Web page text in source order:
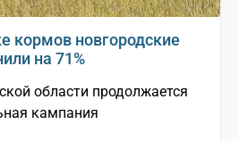
кормов новгородские
на 71%
области продолжается
кампания